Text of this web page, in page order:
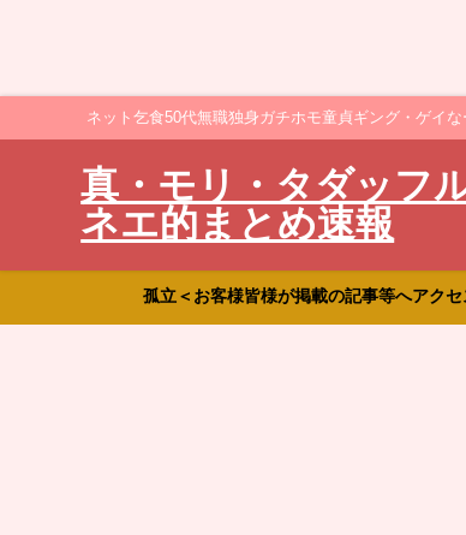
ネット乞食50代無職独身ガチホモ童貞ギング・ゲイ
真・モリ・タダッフ
ネエ的まとめ速報
孤立＜お客様皆様が掲載の記事等へアク